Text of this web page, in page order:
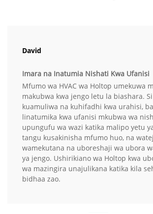
David
Imara na Inatumia Nishati Kwa Ufanisi
Mfumo wa HVAC wa Holtop umekuwa
makubwa kwa jengo letu la biashara.
kuamuliwa na kuhifadhi kwa urahisi,
linatumika kwa ufanisi mkubwa wa
upungufu wa wazi katika malipo yetu
tangu kusakinisha mfumo huo, na
wamekutana na uboreshaji wa ubora
ya jengo. Ushirikiano wa Holtop kwa
wa mazingira unajulikana katika kila
bidhaa zao.